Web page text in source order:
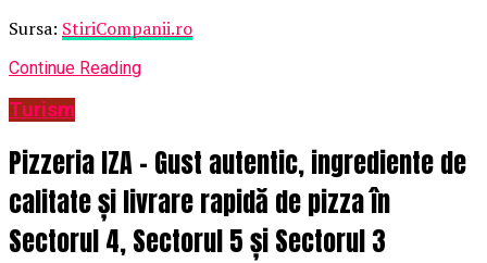
Sursa: StiriCompanii.ro
Continue Reading
Turism
Pizzeria IZA – Gust autentic, ingrediente de
calitate și livrare rapidă de pizza în
Sectorul 4, Sectorul 5 și Sectorul 3